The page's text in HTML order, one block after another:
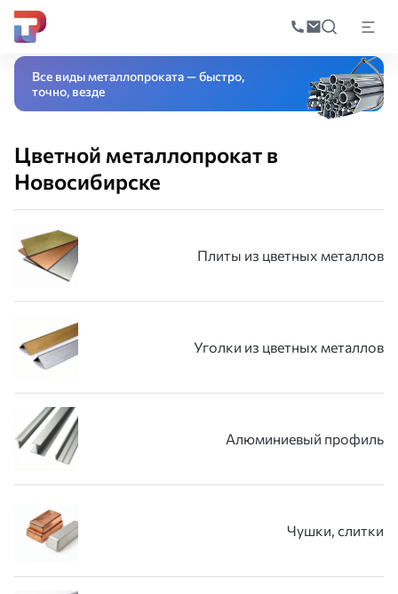
по
Главная
Все виды металлопроката — быстро,
точно, везде
Цветной металлопрокат в
Новосибирске
Плиты из цветных металлов
Уголки из цветных металлов
Алюминиевый профиль
Чушки, слитки